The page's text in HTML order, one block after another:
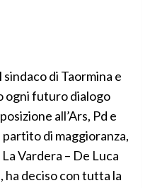
di Taormina e
ogni futuro dialogo
all’Ars, Pd e
di maggioranza,
Vardera – De Luca
ha deciso con tutta la